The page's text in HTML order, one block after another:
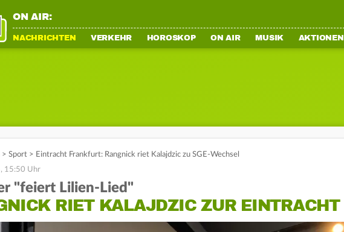
ON AIR:
NACHRICHTEN VERKEHR HOROSKOP ON AIR MUSIK AKTIONEN
> Sport > Eintracht Frankfurt: Rangnick riet Kalajdzic zu SGE-Wechsel
15:50 Uhr
"feiert Lilien-Lied"
RIET KALAJDZIC ZUR EINTRACHT